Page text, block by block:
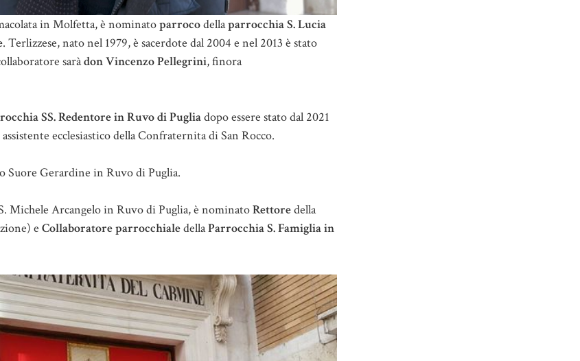
in Molfetta, è nominatoparrocodellaparrocchia S. Lucia
. Terlizzese, nato nel 1979, è sacerdote dal 2004 e nel 2013 è stato
saràdon Vincenzo Pellegrini, finora
SS. Redentore in Ruvo di Pugliadopo essere stato dal 2021
ecclesiastico della Confraternita di San Rocco.
Suore Gerardine in Ruvo di Puglia.
Michele Arcangelo in Ruvo di Puglia, è nominatoRettoredella
e Collaboratore parrocchialedellaParrocchia S. Famiglia in